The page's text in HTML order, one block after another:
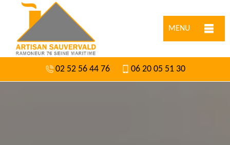
MENU
02 52 56 44 76 06 20 05 51 30